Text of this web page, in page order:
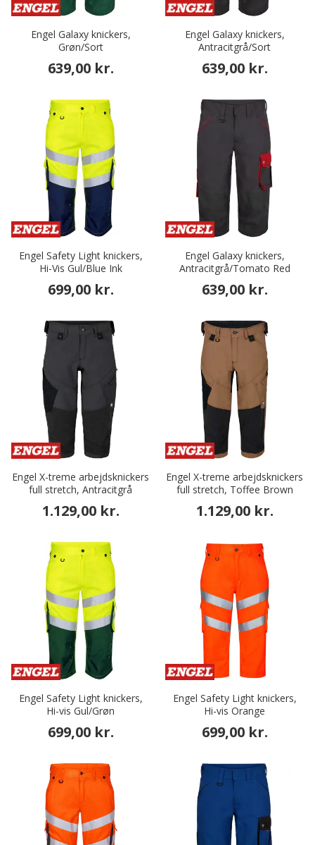
Engel Galaxy knickers,
Grøn/Sort
639,00 kr.
Engel Galaxy knickers,
Antracitgrå/Sort
639,00 kr.
Engel Safety Light knickers,
Hi-Vis Gul/Blue Ink
699,00 kr.
Engel Galaxy knickers,
Antracitgrå/Tomato Red
639,00 kr.
Engel X-treme arbejdsknickers
full stretch, Antracitgrå
1.129,00 kr.
Engel X-treme arbejdsknickers
full stretch, Toffee Brown
1.129,00 kr.
Engel Safety Light knickers,
Hi-vis Gul/Grøn
699,00 kr.
Engel Safety Light knickers,
Hi-vis Orange
699,00 kr.